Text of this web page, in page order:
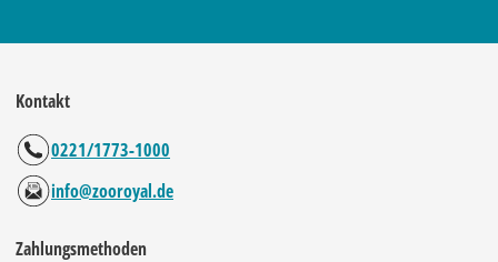
Kontakt
0221/1773-1000
info@zooroyal.de
Zahlungsmethoden